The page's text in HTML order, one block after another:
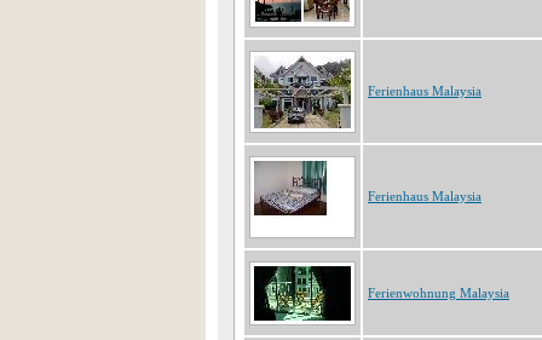
Ferienhaus Malaysia
Ferienhaus Malaysia
Ferienwohnung Malaysia